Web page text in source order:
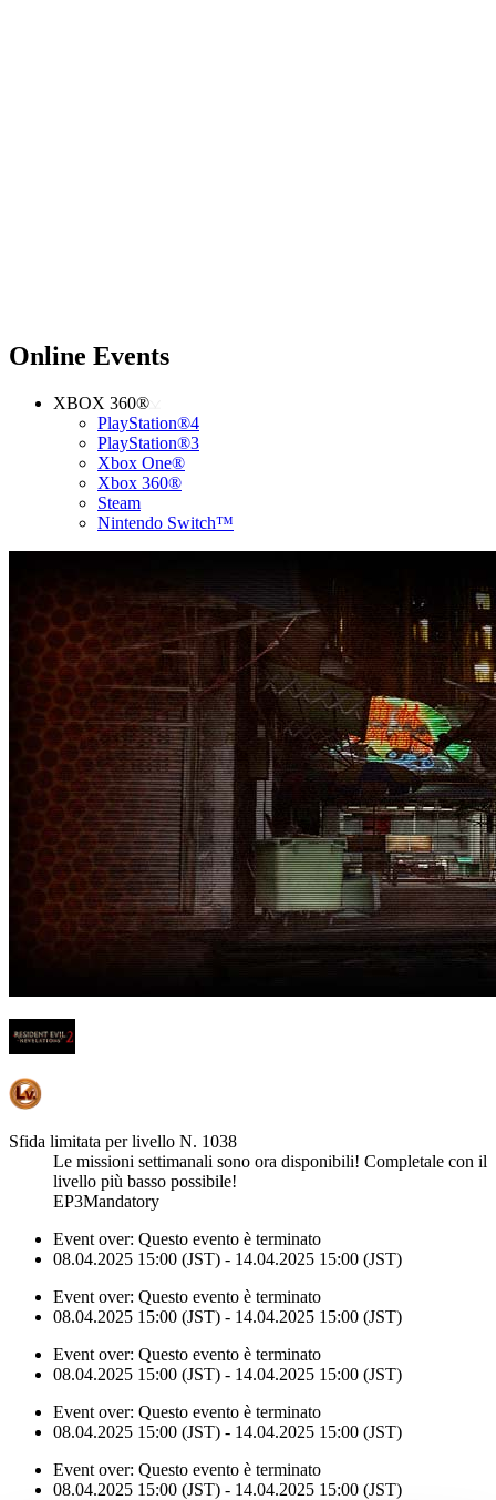
Online Events
XBOX 360®
PlayStation®4
PlayStation®3
Xbox One®
Xbox 360®
Steam
Nintendo Switch™
Sfida limitata per livello N. 1038
Le missioni settimanali sono ora disponibili! Completale con il
livello più basso possibile!
EP3Mandatory
Event over: Questo evento è terminato
08.04.2025 15:00 (JST) - 14.04.2025 15:00 (JST)
Event over: Questo evento è terminato
08.04.2025 15:00 (JST) - 14.04.2025 15:00 (JST)
Event over: Questo evento è terminato
08.04.2025 15:00 (JST) - 14.04.2025 15:00 (JST)
Event over: Questo evento è terminato
08.04.2025 15:00 (JST) - 14.04.2025 15:00 (JST)
Event over: Questo evento è terminato
08.04.2025 15:00 (JST) - 14.04.2025 15:00 (JST)